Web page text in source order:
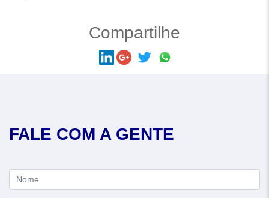
Compartilhe
FALE COM A GENTE